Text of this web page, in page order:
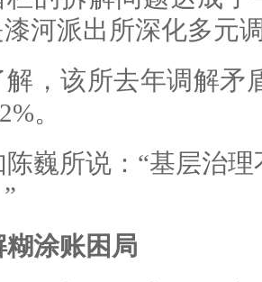
河派出所深化多元
解，该所去年调解矛
。
陈巍所说：“基层治
糊涂账困局